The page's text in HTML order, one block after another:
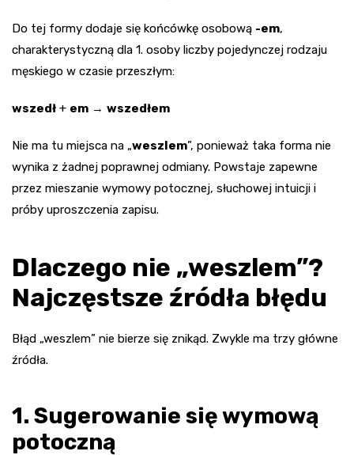
Do tej formy dodaje się końcówkę osobową -em,
charakterystyczną dla 1. osoby liczby pojedynczej rodzaju
męskiego w czasie przeszłym:
wszedł + em → wszedłem
Nie ma tu miejsca na „weszlem”, ponieważ taka forma nie
wynika z żadnej poprawnej odmiany. Powstaje zapewne
przez mieszanie wymowy potocznej, słuchowej intuicji i
próby uproszczenia zapisu.
Dlaczego nie „weszlem”?
Najczęstsze źródła błędu
Błąd „weszlem” nie bierze się znikąd. Zwykle ma trzy główne
źródła.
1. Sugerowanie się wymową
potoczną